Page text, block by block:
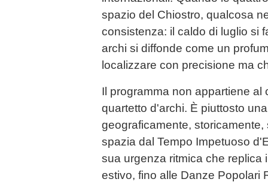
spazio del Chiostro, qualcosa
consistenza: il caldo di luglio si
archi si diffonde come un
localizzare con precisione ma
Il programma non appartiene al
quartetto d'archi. È piuttosto
geograficamente,
spazia dal Tempo Impetuoso
sua urgenza ritmica che replica
estivo, fino alle Danze Popolari